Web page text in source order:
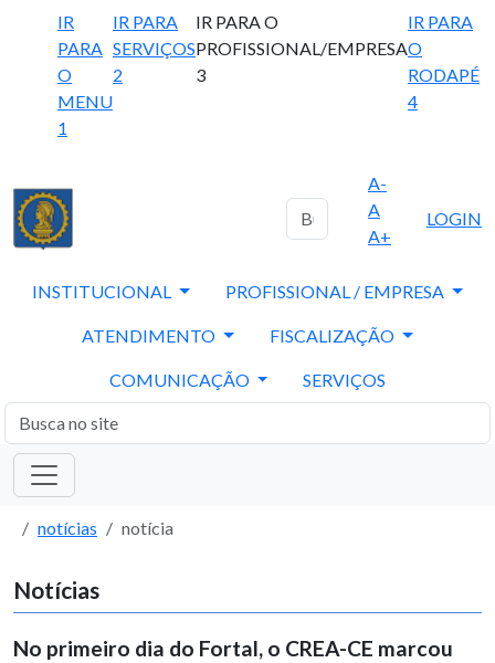
IR
PARA
O
MENU
1
IR PARA
SERVIÇOS
2
IR PARA O
PROFISSIONAL/EMPRESA
3
IR PARA
O
RODAPÉ
4
A-
A
A+
LOGIN
INSTITUCIONAL PROFISSIONAL / EMPRESA
ATENDIMENTO FISCALIZAÇÃO
COMUNICAÇÃO SERVIÇOS
notícias notícia
Notícias
No primeiro dia do Fortal, o CREA-CE marcou